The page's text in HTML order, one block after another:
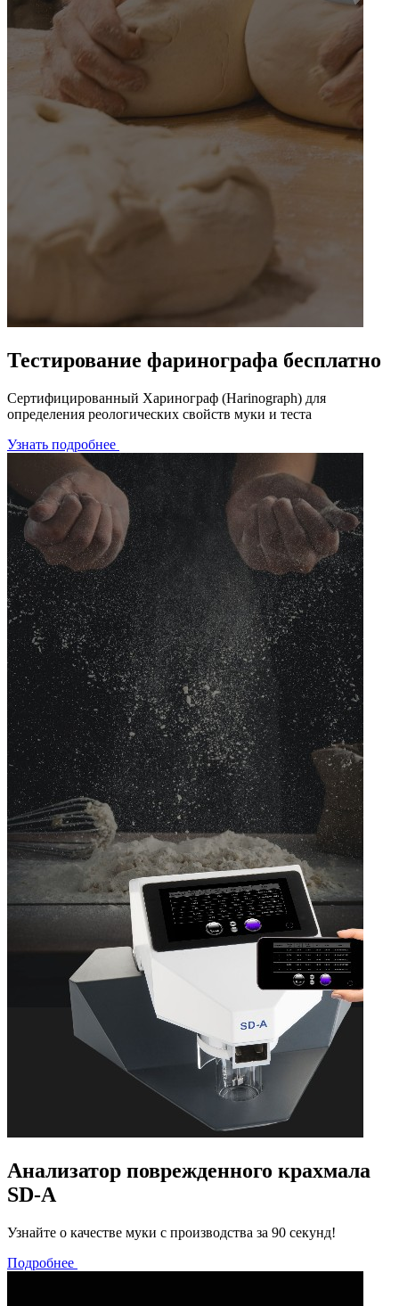
Тестирование фаринографа бесплатно
Сертифицированный Харинограф (Harinograph) для
определения реологических свойств муки и теста
Узнать подробнее
Анализатор поврежденного крахмала
SD-A
Узнайте о качестве муки с производства за 90 секунд!
Подробнее